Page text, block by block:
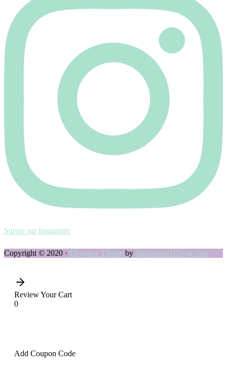
Suivre sur Instagram
Copyright © 2020 · Elegance Theme by StephanieHellwig.com
Review Your Cart
0
Add Coupon Code